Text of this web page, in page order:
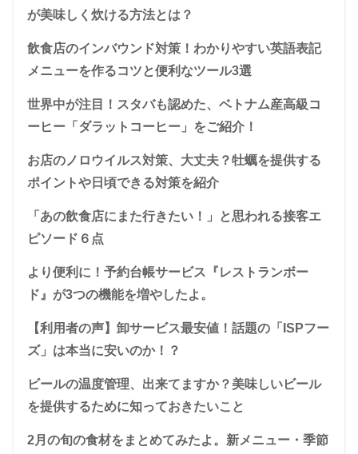
が美味しく炊ける方法とは？
飲食店のインバウンド対策！わかりやすい英語表記
メニューを作るコツと便利なツール3選
世界中が注目！スタバも認めた、ベトナム産高級コ
ーヒー「ダラットコーヒー」をご紹介！
お店のノロウイルス対策、大丈夫？牡蠣を提供する
ポイントや日頃できる対策を紹介
「あの飲食店にまた行きたい！」と思われる接客エ
ピソード６点
より便利に！予約台帳サービス『レストランボー
ド』が3つの機能を増やしたよ。
【利用者の声】卸サービス最安値！話題の「ISPフー
ズ」は本当に安いのか！？
ビールの温度管理、出来てますか？美味しいビール
を提供するために知っておきたいこと
2月の旬の食材をまとめてみたよ。新メニュー・季節